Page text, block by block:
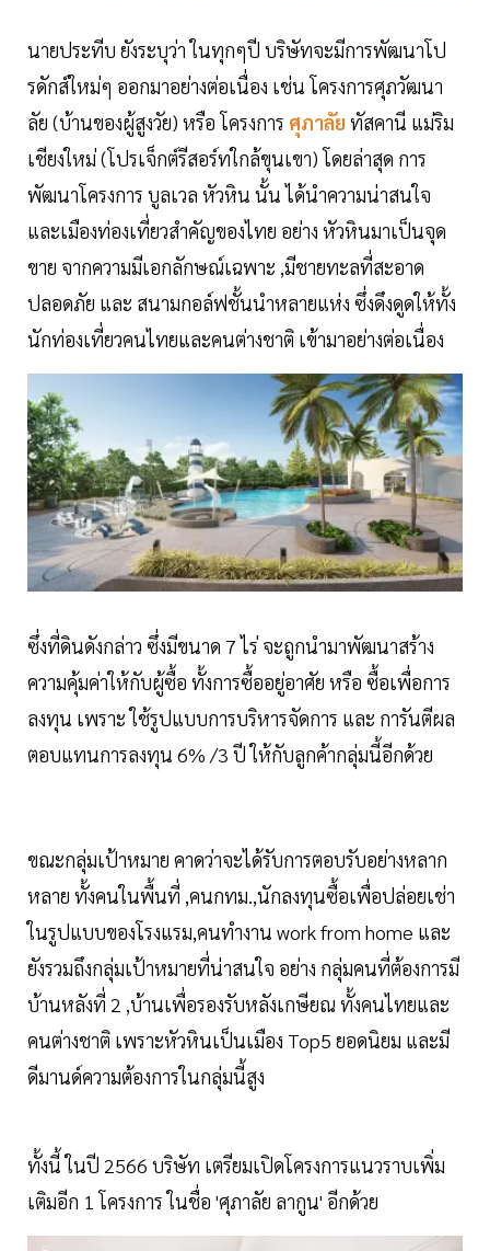
นายประทีบ ยังระบุว่า ในทุกๆปี บริษัทจะมีการพัฒนาโป
รดักส์ใหม่ๆ ออกมาอย่างต่อเนื่อง เช่น โครงการศุภวัฒนา
ลัย (บ้านของผู้สูงวัย) หรือ โครงการ ศุภาลัย ทัสคานี แม่ริม
เชียงใหม่ (โปรเจ็กต์รีสอร์ทใกล้ขุนเขา) โดยล่าสุด การ
พัฒนาโครงการ บูลเวล หัวหิน นั้น ได้นำความน่าสนใจ
และเมืองท่องเที่ยวสำคัญของไทย อย่าง หัวหินมาเป็นจุด
ขาย จากความมีเอกลักษณ์เฉพาะ ,มีชายทะลที่สะอาด
ปลอดภัย และ สนามกอล์ฟชั้นนำหลายแห่ง ซึ่งดึงดูดให้ทั้ง
นักท่องเที่ยวคนไทยและคนต่างชาติ เข้ามาอย่างต่อเนื่อง
ซึ่งที่ดินดังกล่าว ซึ่งมีขนาด 7 ไร่ จะถูกนำมาพัฒนาสร้าง
ความคุ้มค่าให้กับผู้ซื้อ ทั้งการซื้ออยู่อาศัย หรือ ซื้อเพื่อการ
ลงทุน เพราะ ใช้รูปแบบการบริหารจัดการ และ การันตีผล
ตอบแทนการลงทุน 6% /3 ปี ให้กับลูกค้ากลุ่มนี้อีกด้วย
ขณะกลุ่มเป้าหมาย คาดว่าจะได้รับการตอบรับอย่างหลาก
หลาย ทั้งคนในพื้นที่ ,คนกทม.,นักลงทุนซื้อเพื่อปล่อยเช่า
ในรูปแบบของโรงแรม,คนทำงาน work from home และ
ยังรวมถึงกลุ่มเป้าหมายที่น่าสนใจ อย่าง กลุ่มคนที่ต้องการมี
บ้านหลังที่ 2 ,บ้านเพื่อรองรับหลังเกษียณ ทั้งคนไทยและ
คนต่างชาติ เพราะหัวหินเป็นเมือง Top5 ยอดนิยม และมี
ดีมานด์ความต้องการในกลุ่มนี้สูง
ทั้งนี้ ในปี 2566 บริษัท เตรียมเปิดโครงการแนวราบเพิ่ม
เติมอีก 1 โครงการ ในชื่อ 'ศุภาลัย ลากูน' อีกด้วย